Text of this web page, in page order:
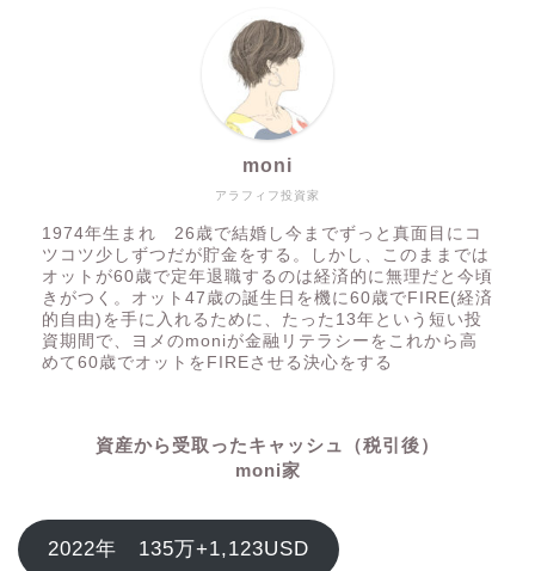
アラフィフ投資家
moni
1974年生まれ 26歳で結婚し今までずっと真面目にコ
ツコツ少しずつだが貯金をする。しかし、このままでは
オットが60歳で定年退職するのは経済的に無理だと今頃
きがつく。オット47歳の誕生日を機に60歳でFIRE(経済
的自由)を手に入れるために、たった13年という短い投
資期間で、ヨメのmoniが金融リテラシーをこれから高
めて60歳でオットをFIREさせる決心をする
資産から受取ったキャッシュ（税引後）
moni家
2022年 135万+1,123USD